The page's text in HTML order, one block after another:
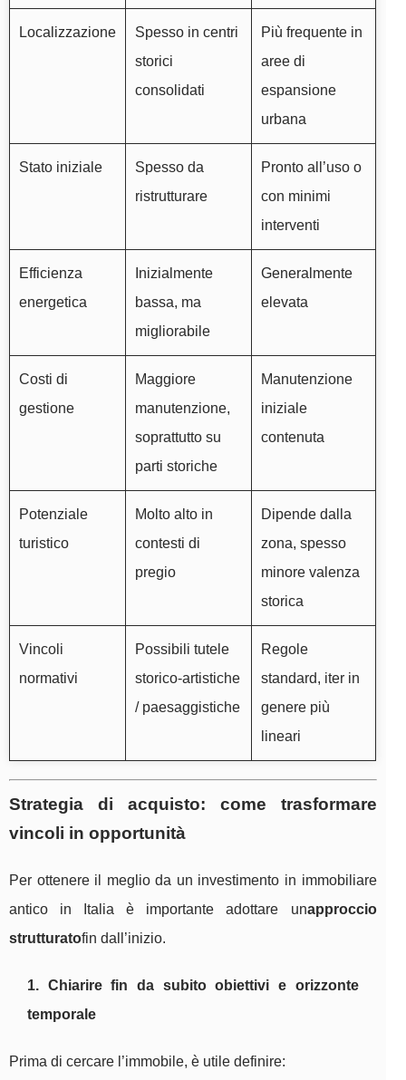
Localizzazione
Spesso in centri
storici
consolidati
Più frequente in
aree di
espansione
urbana
Stato iniziale
Spesso da
ristrutturare
Pronto all’uso o
con minimi
interventi
Efficienza
energetica
Inizialmente
bassa, ma
migliorabile
Generalmente
elevata
Costi di
gestione
Maggiore
manutenzione,
soprattutto su
parti storiche
Manutenzione
iniziale
contenuta
Potenziale
turistico
Molto alto in
contesti di
pregio
Dipende dalla
zona, spesso
minore valenza
storica
Vincoli
normativi
Possibili tutele
storico-artistiche
/ paesaggistiche
Regole
standard, iter in
genere più
lineari
Strategia di acquisto: come trasformare
vincoli in opportunità
Per ottenere il meglio da un investimento in immobiliare
antico in Italia è importante adottare unapproccio
strutturatofin dall’inizio.
1. Chiarire fin da subito obiettivi e orizzonte
temporale
Prima di cercare l’immobile, è utile definire: